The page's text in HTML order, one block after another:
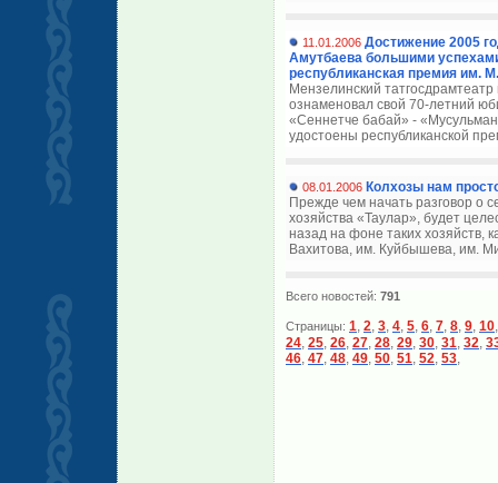
11.01.2006 Достижение 2005
Амутбаева большими
республиканская премия им.
Мензелинский
ознаменовал свой 70-летний
«Сеннетче бабай» -
удостоены республиканской
08.01.2006 Колхозы нам
Прежде чем начать разговор о
хозяйства «Таулар», будет
назад на фоне таких хозяйств,
Вахитова, им. Куйбышева, им.
Всего новостей: 791
Страницы: 1, 2, 3, 4, 5, 6, 7, 8, 9, 10
24, 25, 26, 27, 28, 29, 30, 31, 32,
46, 47, 48, 49, 50, 51, 52, 53,